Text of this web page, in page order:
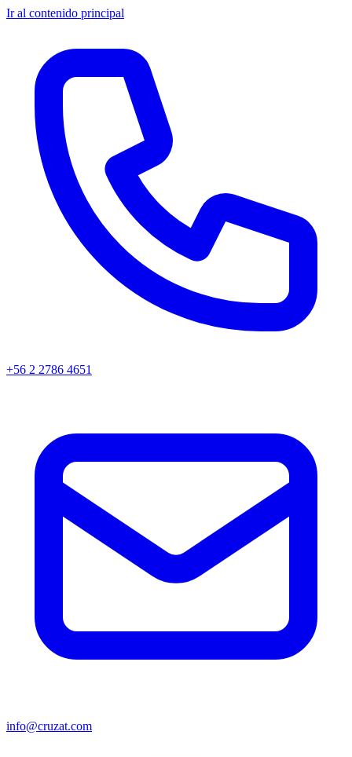
Ir al contenido principal
+56 2 2786 4651
info@cruzat.com